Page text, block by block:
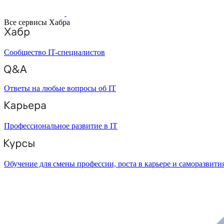
Все сервисы Хабра
Сообщество IT-специалистов
Ответы на любые вопросы об IT
Профессиональное развитие в IT
Обучение для смены профессии, роста в карьере и